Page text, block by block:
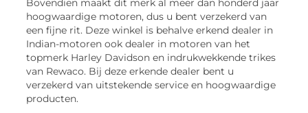
Bovendien maakt dit merk al meer dan honderd jaar
hoogwaardige motoren, dus u bent verzekerd van
een fijne rit. Deze winkel is behalve erkend dealer in
Indian-motoren ook dealer in motoren van het
topmerk Harley Davidson en indrukwekkende trikes
van Rewaco. Bij deze erkende dealer bent u
verzekerd van uitstekende service en hoogwaardige
producten.